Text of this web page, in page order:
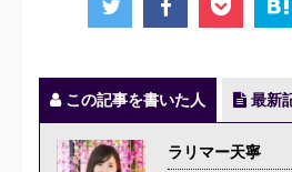
この記事を書いた人 最新
ラリマー天寧